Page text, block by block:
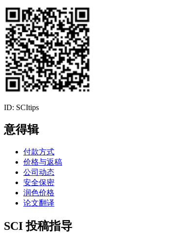
ID: SCItips
意得辑
付款方式
价格与返稿
公司动态
安全保密
润色价格
论文翻译
SCI 投稿指导